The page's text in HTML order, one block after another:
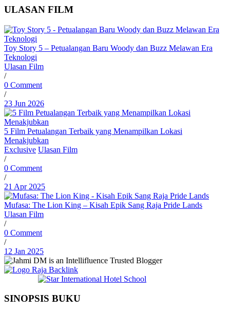
ULASAN FILM
Toy Story 5 – Petualangan Baru Woody dan Buzz Melawan Era
Teknologi
Ulasan Film
/
0 Comment
/
23 Jun 2026
5 Film Petualangan Terbaik yang Menampilkan Lokasi
Menakjubkan
Exclusive Ulasan Film
/
0 Comment
/
21 Apr 2025
Mufasa: The Lion King – Kisah Epik Sang Raja Pride Lands
Ulasan Film
/
0 Comment
/
12 Jan 2025
SINOPSIS BUKU